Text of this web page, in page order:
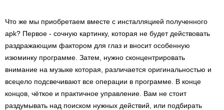
Что же мы приобретаем вместе с инсталляцией полученного
apk? Первое - сочную картинку, которая не будет действовать
раздражающим фактором для глаз и вносит особенную
изюминку программе. Затем, нужно сконцентрировать
внимание на музыке которая, различается оригинальностью и
всецело подсвечивают все операции в программе. В конце
концов, чёткое и практичное управление. Вам не стоит
раздумывать над поиском нужных действий, или подбирать